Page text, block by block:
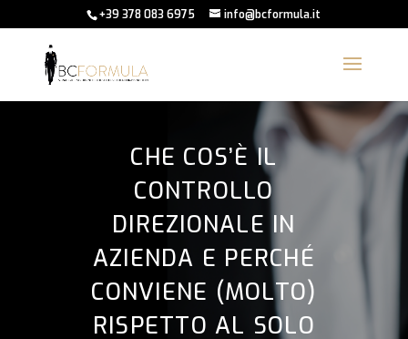
+39 378 083 6975 info@bcformula.it
CHE COS’È IL
CONTROLLO
DIREZIONALE IN
AZIENDA E PERCHÉ
CONVIENE (MOLTO)
RISPETTO AL SOLO